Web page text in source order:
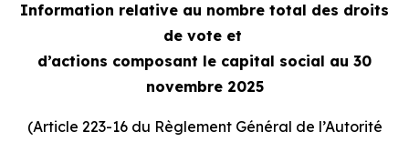
Information relative au nombre total des droits
de vote et
d’actions composant le capital social au 30
novembre 2025
(Article 223-16 du Règlement Général de l’Autorité